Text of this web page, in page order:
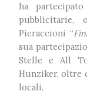
ha
Pieraccioni “
sua
Stelle e All
Hunziker, oltre
locali.